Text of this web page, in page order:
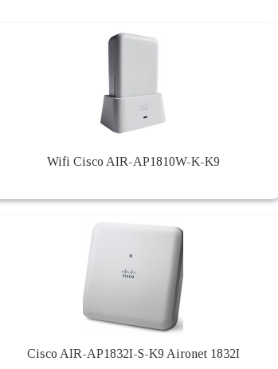
Wifi Cisco AIR-AP1810W-K-K9
Cisco AIR-AP1832I-S-K9 Aironet 1832I